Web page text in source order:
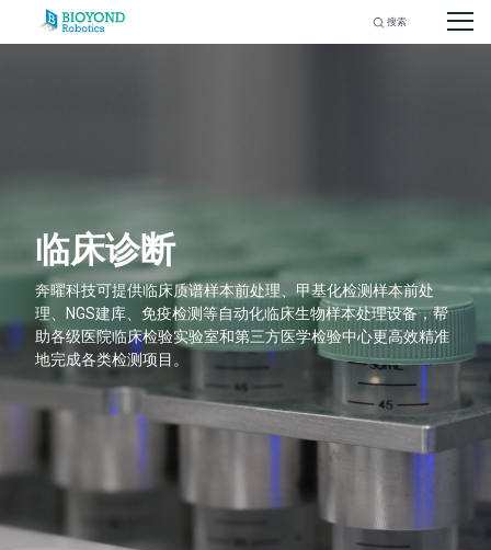
Search
临床诊断
奔曜科技可提供临床质谱样本前处理、甲基化检测样本前处
理、NGS建库、免疫检测等自动化临床生物样本处理设备，帮
助各级医院临床检验实验室和第三方医学检验中心更高效精准
地完成各类检测项目。